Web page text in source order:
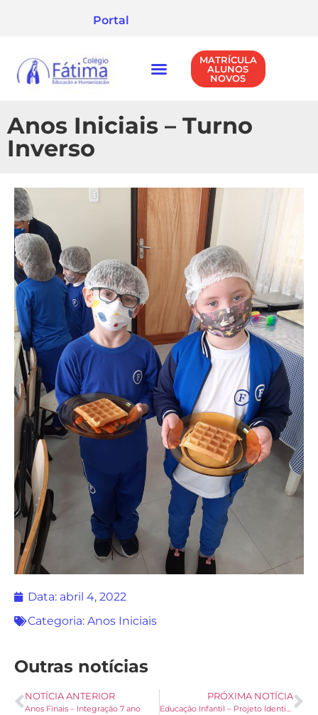
Portal
MATRÍCULA
ALUNOS
NOVOS
Anos Iniciais – Turno
Inverso
Data: abril 4, 2022
Categoria: Anos Iniciais
Outras notícias
NOTÍCIA ANTERIOR
Anos Finais – Integração 7 ano
PRÓXIMA NOTÍCIA
Educação Infantil – Projeto Identidade